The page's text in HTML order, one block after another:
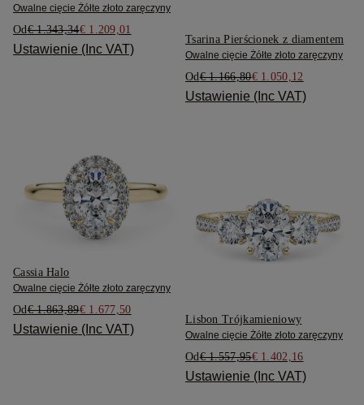
Owalne cięcie Żółte złoto zaręczyny
Od€ 1.343,34€ 1.209,01
Ustawienie (Inc VAT)
Tsarina Pierścionek z diamentem
Owalne cięcie Żółte złoto zaręczyny
Od€ 1.166,80€ 1.050,12
Ustawienie (Inc VAT)
Cassia Halo
Owalne cięcie Żółte złoto zaręczyny
Od€ 1.863,89€ 1.677,50
Ustawienie (Inc VAT)
Lisbon Trójkamieniowy
Owalne cięcie Żółte złoto zaręczyny
Od€ 1.557,95€ 1.402,16
Ustawienie (Inc VAT)